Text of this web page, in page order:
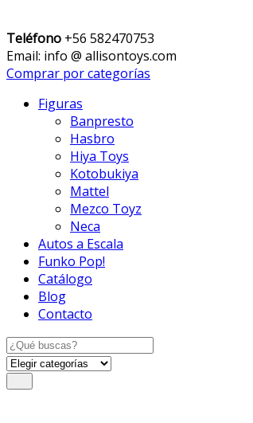
Teléfono +56 582470753
Email: info @ allisontoys.com
Comprar por categorías
Figuras
Banpresto
Hasbro
Hiya Toys
Kotobukiya
Mattel
Mezco Toyz
Neca
Autos a Escala
Funko Pop!
Catálogo
Blog
Contacto
Search
for: